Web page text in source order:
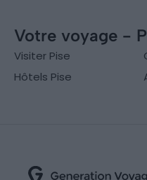
Votre voyage -
Visiter Pise
Hôtels Pise